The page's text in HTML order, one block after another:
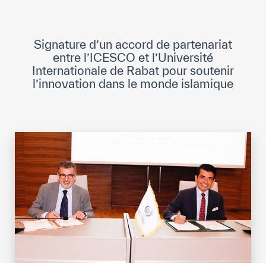
Normes Internationales de Qualité et
d’Excellence
Secrétariat Général
Partenariats
Notre impact
Objectifs de développement durable
Signature d’un accord de partenariat
entre l’ICESCO et l’Université
Internationale de Rabat pour soutenir
l’innovation dans le monde islamique